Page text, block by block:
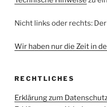
Nicht links oder rechts: Der
Wir haben nur die Zeit in
RECHTLICHES
Erklärung zum